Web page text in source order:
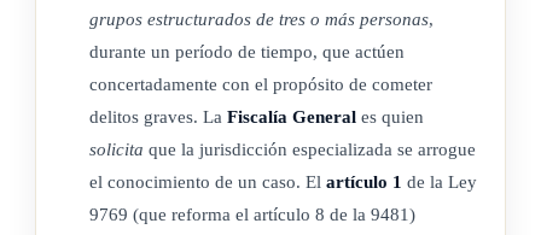
1-) Ser costarricense en ejercicio de sus derechos ciudadanos.
2-) Tener al menos treinta y cinco años de edad.
3-) Poseer el título de abogado o abogada legalmente
reconocido en el país.
4-) Haber ejercido como profesional en derecho en los
grupos estructurados de tres o más personas,
durante un período de tiempo, que actúen
concertadamente con el propósito de cometer
delitos graves. La Fiscalía General es quien
solicita que la jurisdicción especializada se arrogue
el conocimiento de un caso. El artículo 1 de la Ley
9769 (que reforma el artículo 8 de la 9481)